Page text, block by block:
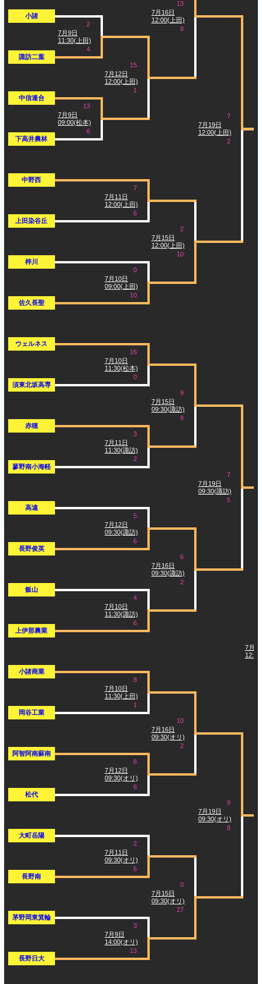
小諸
諏訪二葉
中信連合
下高井農林
中野西
上田染谷丘
梓川
佐久長聖
ウェルネス
須東北坂高専
赤穂
蓼野南小海軽
高遠
長野俊英
飯山
上伊那農業
小諸商業
岡谷工業
阿智阿南蘇南
松代
大町岳陽
長野南
茅野岡東箕輪
長野日大
7月9日
11:30(上田)
2
4
7月9日
09:00(松本)
13
6
7月12日
12:00(上田)
15
1
7月11日
12:00(上田)
7
6
7月10日
09:00(上田)
0
10
7月10日
11:30(松本)
16
0
7月11日
11:30(諏訪)
3
2
7月12日
09:30(諏訪)
5
6
7月10日
11:30(諏訪)
4
6
7月10日
11:30(上田)
8
1
7月12日
09:30(オリ)
8
6
7月11日
09:30(オリ)
2
6
7月9日
14:00(オリ)
3
13
7月16日
12:00(上田)
13
8
7月15日
12:00(上田)
2
10
7月15日
09:30(諏訪)
9
8
7月16日
09:30(諏訪)
6
2
7月16日
09:30(オリ)
10
2
7月15日
09:30(オリ)
0
27
7月19日
12:00(上田)
7
2
7月19日
09:30(諏訪)
7
5
7月19日
09:30(オリ)
9
8
7月